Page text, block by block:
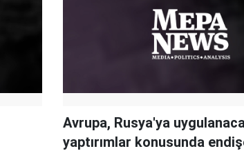
Avrupa, Rusya'ya
yaptırımlar konusunda